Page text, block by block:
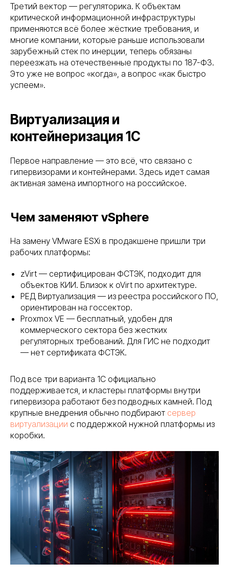
Третий вектор — регуляторика. К объектам
критической информационной инфраструктуры
применяются всё более жёсткие требования, и
многие компании, которые раньше использовали
зарубежный стек по инерции, теперь обязаны
переезжать на отечественные продукты по 187-ФЗ.
Это уже не вопрос «когда», а вопрос «как быстро
успеем».
Виртуализация и
контейнеризация 1С
Первое направление — это всё, что связано с
гипервизорами и контейнерами. Здесь идет самая
активная замена импортного на российское.
Чем заменяют vSphere
На замену VMware ESXi в продакшене пришли три
рабочих платформы:
zVirt — сертифицирован ФСТЭК, подходит для
объектов КИИ. Близок к oVirt по архитектуре.
РЕД Виртуализация — из реестра российского ПО,
ориентирован на госсектор.
Proxmox VE — бесплатный, удобен для
коммерческого сектора без жестких
регуляторных требований. Для ГИС не подходит
— нет сертификата ФСТЭК.
Под все три варианта 1С официально
поддерживается, и кластеры платформы внутри
гипервизора работают без подводных камней. Под
крупные внедрения обычно подбирают сервер
виртуализации с поддержкой нужной платформы из
коробки.